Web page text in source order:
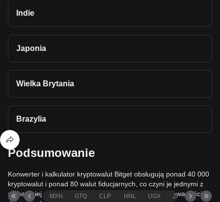
Indie
Japonia
Wielka Brytania
Brazylia
Podsumowanie
Konwerter i kalkulator kryptowalut Bitget obsługują ponad 40 000
kryptowalut i ponad 80 walut fiducjarnych, co czyni je jednymi z
najbardziej wszechstronnych narzędzi do przeliczania wartości
MXN GTQ CLP HNL UGX ZAR TND